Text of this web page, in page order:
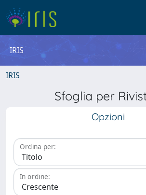
IRIS
IRIS
Sfoglia per
Opzioni
Ordina per:
In ordine: